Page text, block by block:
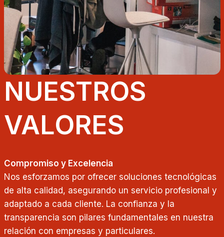
NUESTROS
VALORES
Compromiso y Excelencia
Nos esforzamos por ofrecer soluciones tecnológicas
de alta calidad, asegurando un servicio profesional y
adaptado a cada cliente. La confianza y la
transparencia son pilares fundamentales en nuestra
relación con empresas y particulares.